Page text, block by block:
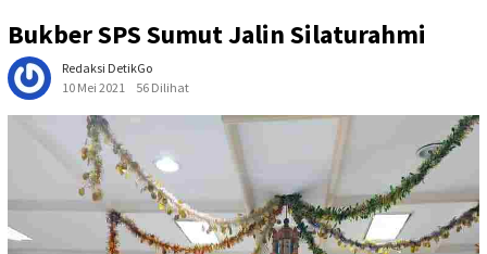
Bukber SPS Sumut Jalin Silaturahmi
Redaksi DetikGo
10 Mei 2021
56 Dilihat